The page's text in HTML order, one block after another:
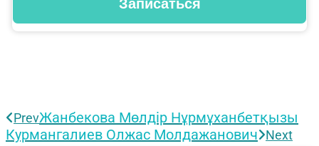
PrevЖанбекова Мөлдір Нұрмұханбетқызы
Курмангалиев Олжас Молдажанович
Next